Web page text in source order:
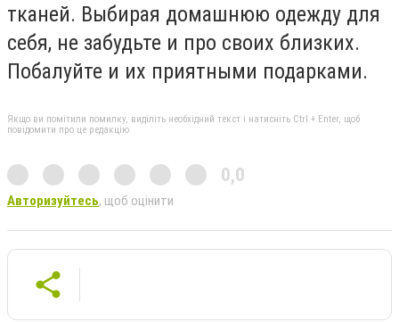
тканей. Выбирая домашнюю одежду для
себя, не забудьте и про своих близких.
Побалуйте и их приятными подарками.
Якщо ви помітили помилку, виділіть необхідний текст і натисніть Ctrl + Enter, щоб
повідомити про це редакцію
0,0
Авторизуйтесь, щоб оцінити